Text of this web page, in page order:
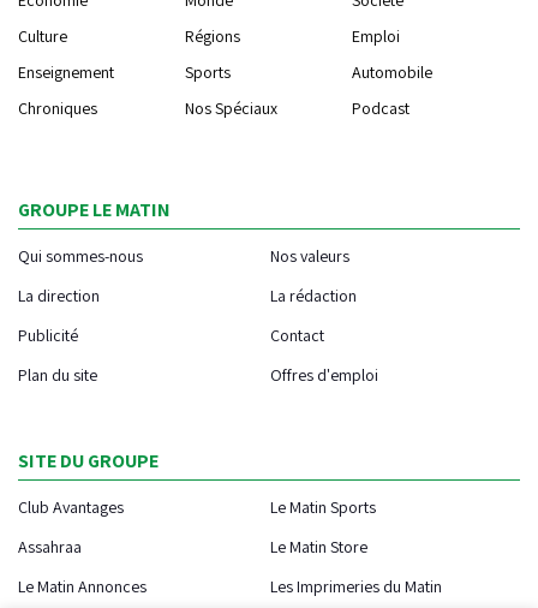
Culture
Régions
Emploi
Enseignement
Sports
Automobile
Chroniques
Nos Spéciaux Podcast
GROUPE LE MATIN
Qui sommes-nous
Nos valeurs
La direction
La rédaction
Publicité
Contact
Plan du site
Offres d'emploi
SITE DU GROUPE
Club Avantages
Le Matin Sports
Assahraa
Le Matin Store
Le Matin Annonces
Les Imprimeries du Matin